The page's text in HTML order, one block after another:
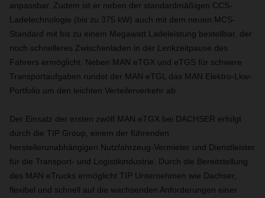
anpassbar. Zudem ist er neben der standardmäßigen CCS-
Ladetechnologie (bis zu 375 kW) auch mit dem neuen MCS-
Standard mit bis zu einem Megawatt Ladeleistung bestellbar, der
noch schnelleres Zwischenladen in der Lenkzeitpause des
Fahrers ermöglicht. Neben MAN eTGX und eTGS für schwere
Transportaufgaben rundet der MAN eTGL das MAN Elektro-Lkw-
Portfolio um den leichten Verteilerverkehr ab.
Der Einsatz der ersten zwölf MAN eTGX bei DACHSER erfolgt
durch die TIP Group, einem der führenden
herstellerunabhängigen Nutzfahrzeug-Vermieter und Dienstleister
für die Transport- und Logistikindustrie. Durch die Bereitstellung
des MAN eTrucks ermöglicht TIP Unternehmen wie Dachser,
flexibel und schnell auf die wachsenden Anforderungen einer